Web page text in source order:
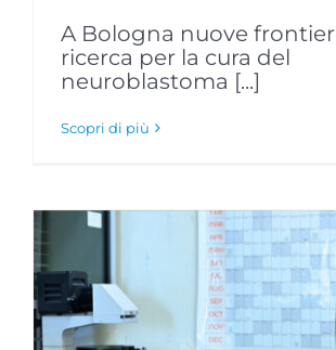
A Bologna nuove
ricerca per la cura del
neuroblastoma [...]
Scopri di più